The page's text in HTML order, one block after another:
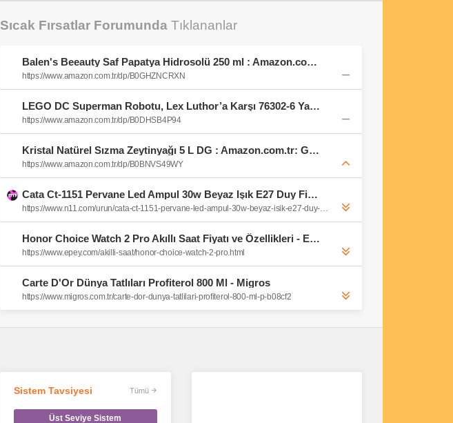
Sıcak Fırsatlar Forumunda Tıklananlar
Balen's Beeauty Saf Papatya Hidrosolü 250 ml : Amazon.com.tr: Kişisel Bakım ve Kozmetik
https://www.amazon.com.tr/dp/B0GHZNCRXN
LEGO DC Superman Robotu, Lex Luthor’a Karşı 76302-6 Yaş ve Üzeri Süper Kahraman Sevenler için Yaratıcı Oyuncak Yapım Seti, Doğum Günü Hediyesi (120 Parça) : Amazon.com.tr: Oyuncak
https://www.amazon.com.tr/dp/B0DHSB4P94
Kristal Natürel Sızma Zeytinyağı 5 L DG : Amazon.com.tr: Gıda Ürünleri
https://www.amazon.com.tr/dp/B0BNVS49WY
Cata Ct-1151 Pervane Led Ampul 30w Beyaz Işık E27 Duy Fiyatları ve Özellikleri
https://www.n11.com/urun/cata-ct-1151-pervane-led-ampul-30w-beyaz-isik-e27-duy-75555222?magaza=methodenerji
Honor Choice Watch 2 Pro Akıllı Saat Fiyatı ve Özellikleri - Epey
https://www.epey.com/akilli-saat/honor-choice-watch-2-pro.html
Carte D'Or Dünya Tatlıları Profiterol 800 Ml - Migros
https://www.migros.com.tr/carte-dor-dunya-tatlilari-profiterol-800-ml-p-b08cf2
Sistem Tavsiyesi Tümü
Üst Seviye Sistem